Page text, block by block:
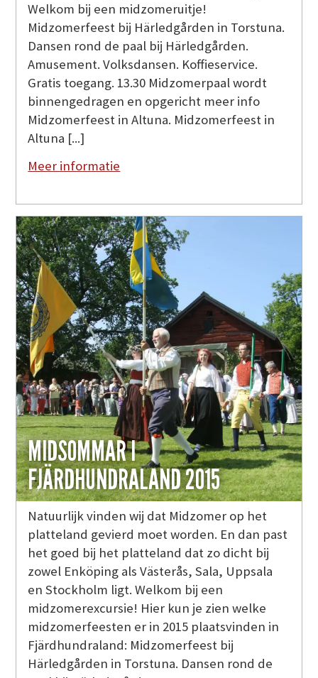
Welkom bij een midzomeruitje!
Midzomerfeest bij Härledgården in Torstuna.
Dansen rond de paal bij Härledgården.
Amusement. Volksdansen. Koffieservice.
Gratis toegang. 13.30 Midzomerpaal wordt
binnengedragen en opgericht meer info
Midzomerfeest in Altuna. Midzomerfeest in
Altuna [...]
Meer informatie
MIDSOMMAR I
FJÄRDHUNDRALAND 2015
Natuurlijk vinden wij dat Midzomer op het
platteland gevierd moet worden. En dan past
het goed bij het platteland dat zo dicht bij
zowel Enköping als Västerås, Sala, Uppsala
en Stockholm ligt. Welkom bij een
midzomerexcursie! Hier kun je zien welke
midzomerfeesten er in 2015 plaatsvinden in
Fjärdhundraland: Midzomerfeest bij
Härledgården in Torstuna. Dansen rond de